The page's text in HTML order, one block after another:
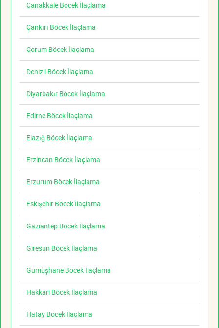
Çanakkale Böcek İlaçlama
Çankırı Böcek İlaçlama
Çorum Böcek İlaçlama
Denizli Böcek İlaçlama
Diyarbakır Böcek İlaçlama
Edirne Böcek İlaçlama
Elazığ Böcek İlaçlama
Erzincan Böcek İlaçlama
Erzurum Böcek İlaçlama
Eskişehir Böcek İlaçlama
Gaziantep Böcek İlaçlama
Giresun Böcek İlaçlama
Gümüşhane Böcek İlaçlama
Hakkari Böcek İlaçlama
Hatay Böcek İlaçlama